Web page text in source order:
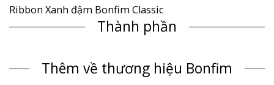
Ribbon Xanh đậm Bonfim Classic
Thành phần
Thông tin sản phẩm
Thêm về thương hiệu Bonfim